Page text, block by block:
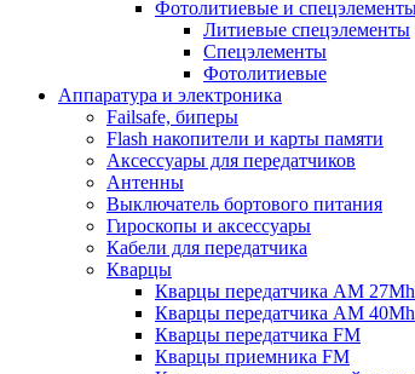
Фотолитиевые и
Литиевые спецэлементы
Спецэлементы
Фотолитиевые
Аппаратура и электроника
Failsafe, биперы
Flash накопители и карты памяти
Аксессуары для передатчиков
Антенны
Выключатель бортового питания
Гироскопы и аксессуары
Кабели для передатчика
Кварцы
Кварцы передатчика AM
Кварцы передатчика AM
Кварцы передатчика FM
Кварцы приемника FM